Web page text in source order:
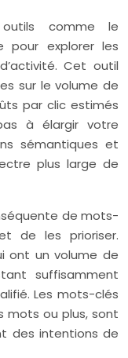
comme le
pour explorer les
Cet outil
sur le volume de
par clic estimés
à élargir votre
sémantiques et
plus large de
de mots-
de les prioriser.
ont un volume de
suffisamment
Les mots-clés
mots ou plus, sont
des intentions de